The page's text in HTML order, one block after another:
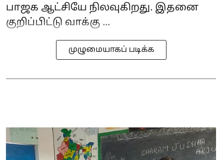
பாஜக ஆட்சியே நிலவுகிறது. இதனை
குறிப்பிட்டு வாக்கு ...
முழுமையாகப் படிக்க